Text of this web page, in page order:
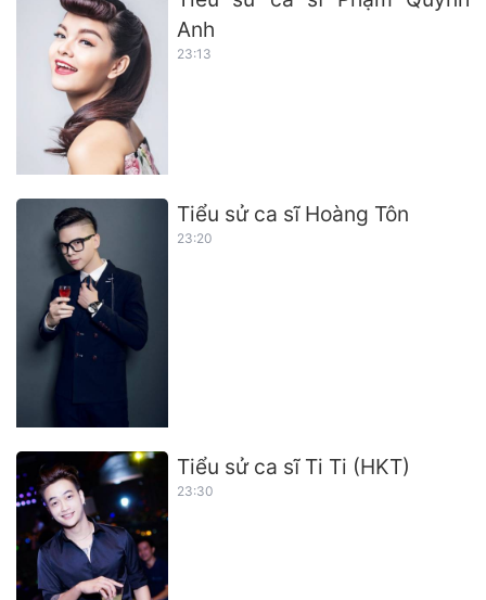
Anh
23:13
Tiểu sử ca sĩ Hoàng Tôn
23:20
Tiểu sử ca sĩ Ti Ti (HKT)
23:30